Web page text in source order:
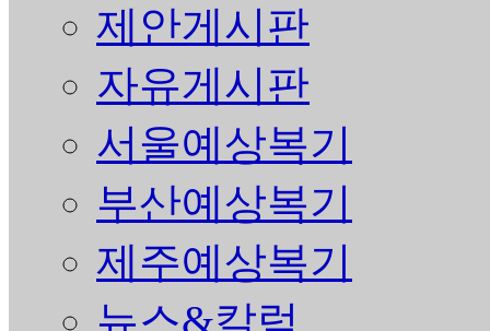
제안게시판
자유게시판
서울예상복기
부산예상복기
제주예상복기
뉴스&칼럼